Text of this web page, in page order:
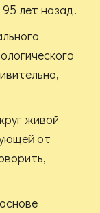
лет назад.
живой
от